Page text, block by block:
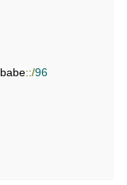
babe::/96